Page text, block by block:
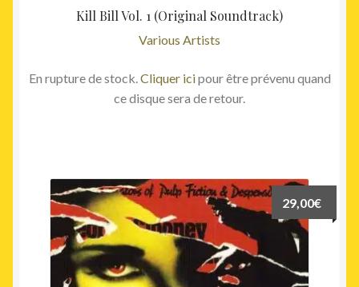
Kill Bill Vol. 1 (Original Soundtrack)
Various Artists
En rupture de stock. Cliquer icipour être prévenu quand
ce disque sera de retour.
29,00€